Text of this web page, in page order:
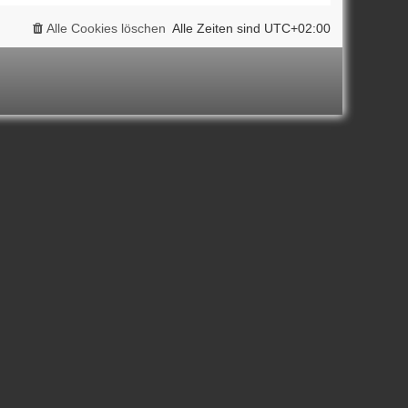
Alle Zeiten sind UTC+02:00
Alle Cookies löschen